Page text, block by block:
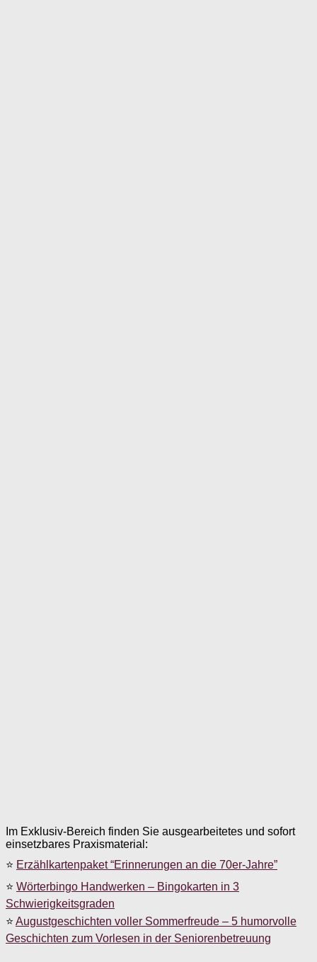
Im Exklusiv-Bereich finden Sie ausgearbeitetes und sofort
einsetzbares Praxismaterial:
⭐ Erzählkartenpaket “Erinnerungen an die 70er-Jahre”
⭐ Wörterbingo Handwerken – Bingokarten in 3
Schwierigkeitsgraden
⭐ Augustgeschichten voller Sommerfreude – 5 humorvolle
Geschichten zum Vorlesen in der Seniorenbetreuung